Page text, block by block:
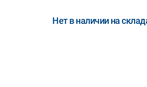
Нет в наличии на